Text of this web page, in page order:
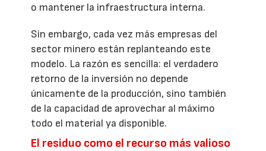
o mantener la infraestructura interna.
Sin embargo, cada vez más empresas del
sector minero están replanteando este
modelo. La razón es sencilla: el verdadero
retorno de la inversión no depende
únicamente de la producción, sino también
de la capacidad de aprovechar al máximo
todo el material ya disponible.
El residuo como el recurso más valioso